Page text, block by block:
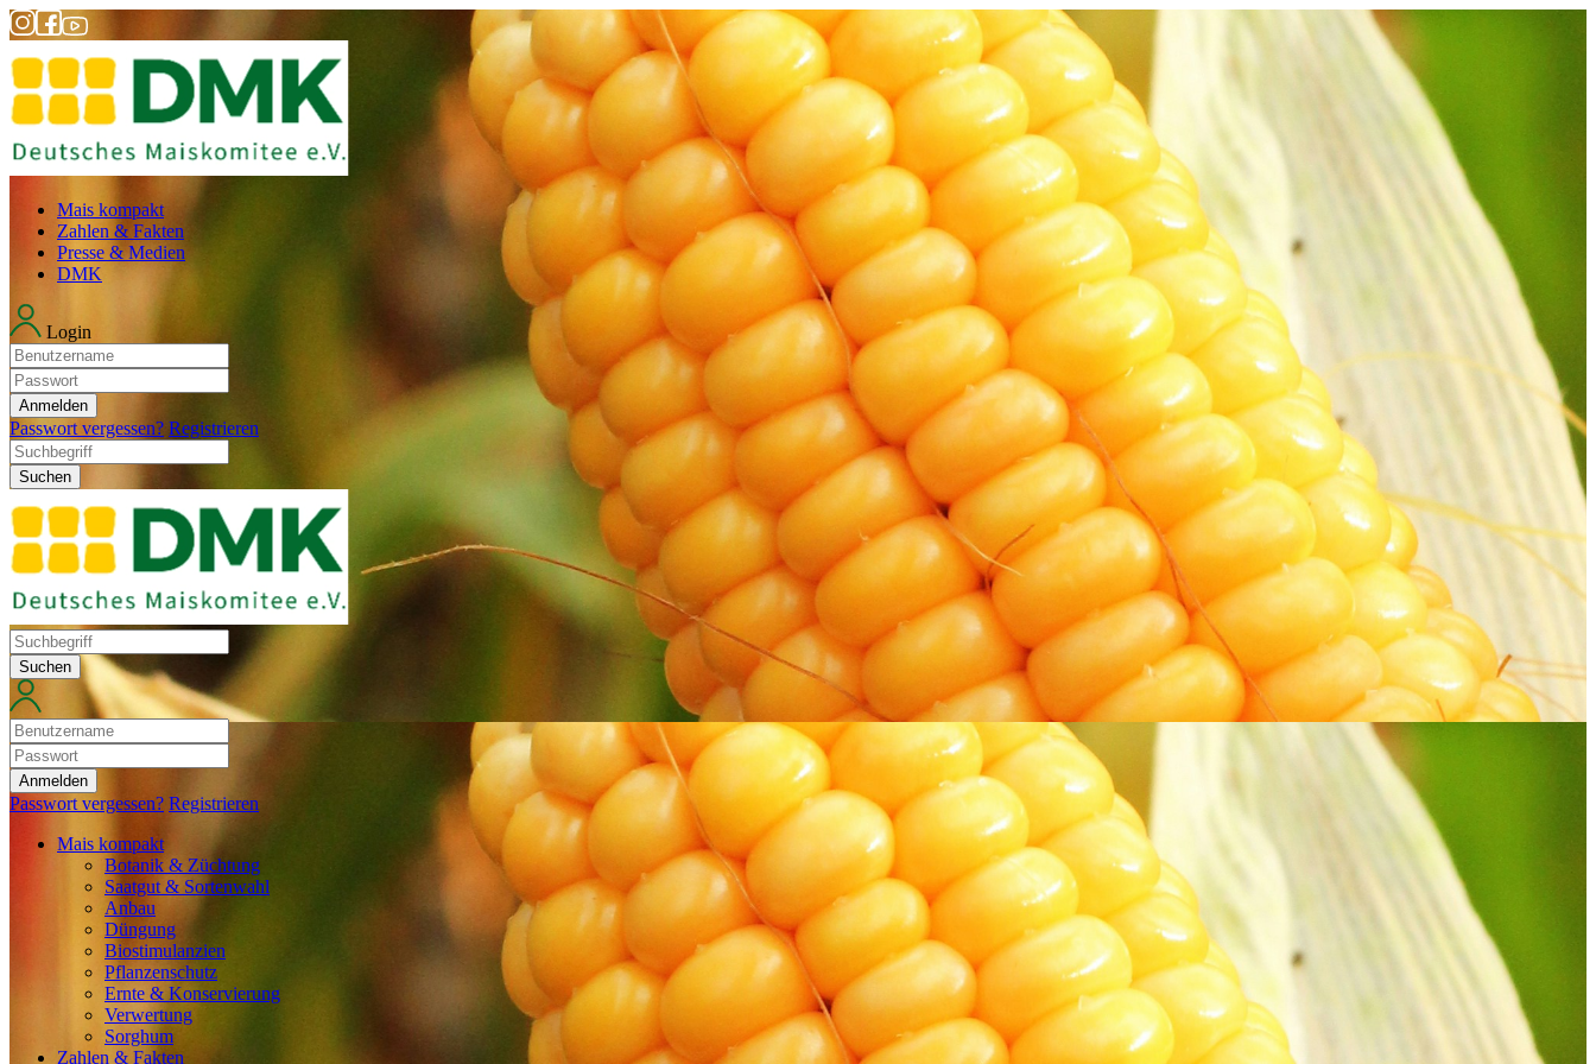
Mais kompakt
Zahlen & Fakten
Presse & Medien
DMK
Login
Anmelden
Passwort vergessen? Registrieren
Suchen
Suchen
Anmelden
Passwort vergessen? Registrieren
Mais kompakt
Botanik & Züchtung
Saatgut & Sortenwahl
Anbau
Düngung
Biostimulanzien
Pflanzenschutz
Ernte & Konservierung
Verwertung
Sorghum
Zahlen & Fakten